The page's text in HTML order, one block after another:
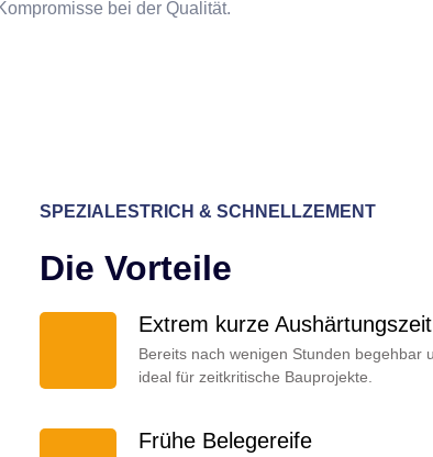
bei der Qualität.
SPEZIALESTRICH & SCHNELLZEMENT
Die Vorteile
Extrem kurze Aushärtungszeit
Bereits nach wenigen Stunden begehbar
ideal für zeitkritische Bauprojekte.
Frühe Belegereife